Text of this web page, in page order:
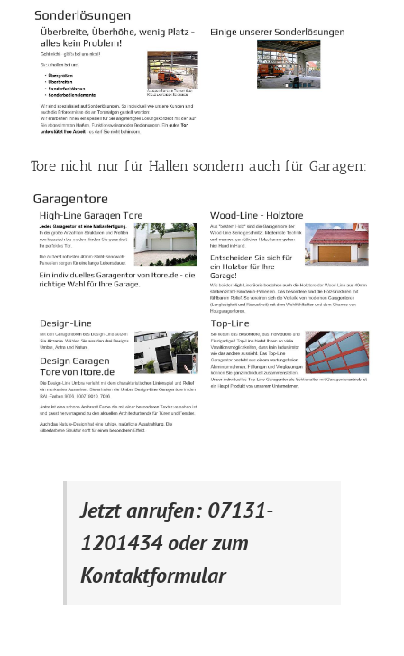
Tore nicht nur für Hallen sondern auch für Garagen:
Jetzt anrufen: 07131-
1201434 oder zum
Kontaktformular